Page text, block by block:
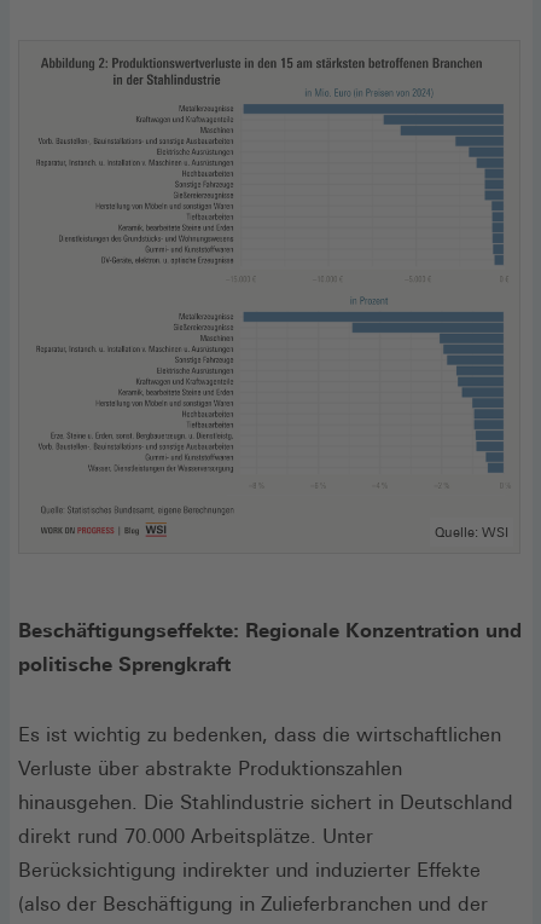
Quelle: WSI
Beschäftigungseffekte: Regionale Konzentration und
politische Sprengkraft
Es ist wichtig zu bedenken, dass die wirtschaftlichen
Verluste über abstrakte Produktionszahlen
hinausgehen. Die Stahlindustrie sichert in Deutschland
direkt rund 70.000 Arbeitsplätze. Unter
Berücksichtigung indirekter und induzierter Effekte
(also der Beschäftigung in Zulieferbranchen und der